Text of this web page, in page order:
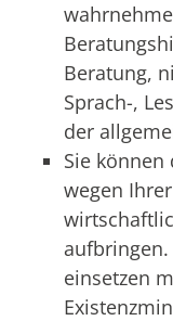
Beratung,
Sprach-,
der
Sie
wegen
aufbringen.
einsetzen